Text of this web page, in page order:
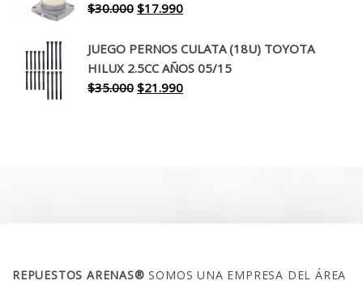
$260.000.
$30.000 El
original
era:
$30.000.
$17.990El
actual
es:
$17.990.
JUEGO PERNOS CULATA (18U) TOYOTA
HILUX 2.5CC AÑOS 05/15
$35.000 El
$21.990El
REPUESTOS ARENAS®SOMOS UNA EMPRESA DEL ÁREA